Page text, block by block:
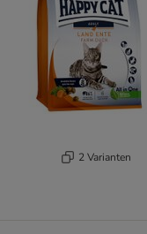
2 Varianten